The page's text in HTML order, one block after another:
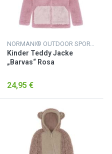
NORMANI® OUTDOOR SPORTS
Kinder Teddy Jacke
„Barvas“ Rosa
24,95 €